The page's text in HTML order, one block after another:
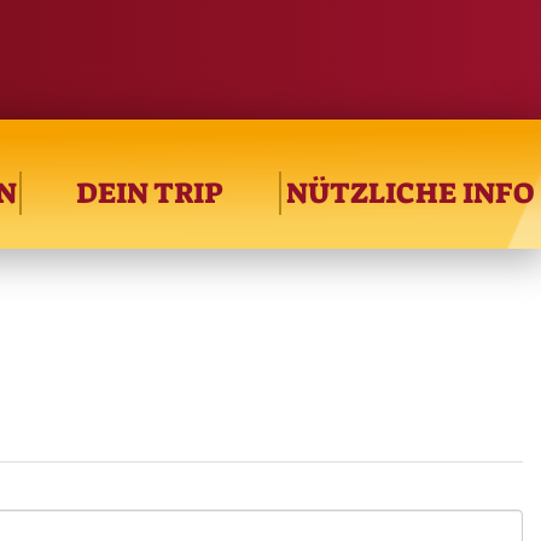
DEIN TRIP NÜTZLICHE INFO